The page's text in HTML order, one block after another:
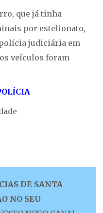
que já tinha
por estelionato,
judiciária em
veículos foram
DE SANTA
NO SEU